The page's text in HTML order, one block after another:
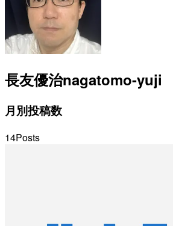
長友優治nagatomo-yuji
月別投稿数
14Posts